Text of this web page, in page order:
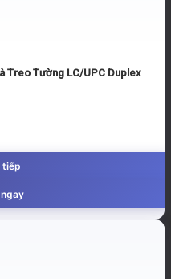
Treo Tường LC/UPC Duplex
tiếp